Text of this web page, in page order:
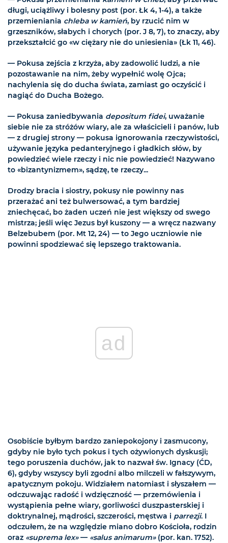
długi, uciążliwy i bolesny post (por. Łk 4, 1-4), a także
przemieniania chleba w kamień, by rzucić nim w
grzeszników, słabych i chorych (por. J 8, 7), to znaczy, aby
przekształcić go «w ciężary nie do uniesienia» (Łk 11, 46).
— Pokusa zejścia z krzyża, aby zadowolić ludzi, a nie
pozostawanie na nim, żeby wypełnić wolę Ojca;
nachylenia się do ducha świata, zamiast go oczyścić i
nagiąć do Ducha Bożego.
— Pokusa zaniedbywania depositum fidei, uważanie
siebie nie za stróżów wiary, ale za właścicieli i panów, lub
— z drugiej strony — pokusa ignorowania rzeczywistości,
używanie języka pedanteryjnego i gładkich słów, by
powiedzieć wiele rzeczy i nic nie powiedzieć! Nazywano
to «bizantynizmem», sądzę, te rzeczy...
Drodzy bracia i siostry, pokusy nie powinny nas
przerażać ani też bulwersować, a tym bardziej
zniechęcać, bo żaden uczeń nie jest większy od swego
mistrza; jeśli więc Jezus był kuszony — a wręcz nazwany
Belzebubem (por. Mt 12, 24) — to Jego uczniowie nie
powinni spodziewać się lepszego traktowania.
ad
Osobiście byłbym bardzo zaniepokojony i zasmucony,
gdyby nie było tych pokus i tych ożywionych dyskusji;
tego poruszenia duchów, jak to nazwał św. Ignacy (ĆD,
6), gdyby wszyscy byli zgodni albo milczeli w fałszywym,
apatycznym pokoju. Widziałem natomiast i słyszałem —
odczuwając radość i wdzięczność — przemówienia i
wystąpienia pełne wiary, gorliwości duszpasterskiej i
doktrynalnej, mądrości, szczerości, męstwa i parrezji. I
odczułem, że na względzie miano dobro Kościoła, rodzin
oraz «suprema lex»— «salus animarum»(por. kan. 1752).